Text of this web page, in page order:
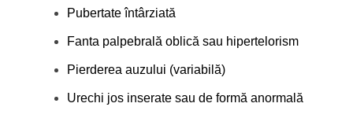
Pubertate întârziată
Fanta palpebrală oblică sau hipertelorism
Pierderea auzului (variabilă)
Urechi jos inserate sau de formă anormală